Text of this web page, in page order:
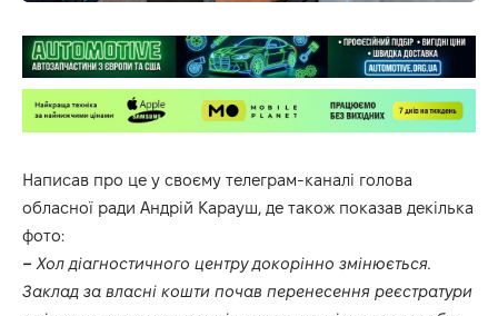
Написав про це у своєму телеграм-каналі голова
обласної ради Андрій Карауш, де також показав декілька
фото:
– Хол діагностичного центру докорінно змінюється.
Заклад за власні кошти почав перенесення реєстратури